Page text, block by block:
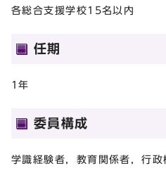
各総合支援学校15名以内
任期
1年
委員構成
学識経験者，教育関係者，行政